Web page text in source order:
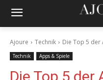
Ajoure Technik Die Top 5 der
Technik Apps & Spiele
Die Top 5 der